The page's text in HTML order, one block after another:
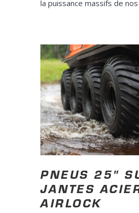
la puissance massifs de
PNEUS 25"
JANTES
AIRLOCK